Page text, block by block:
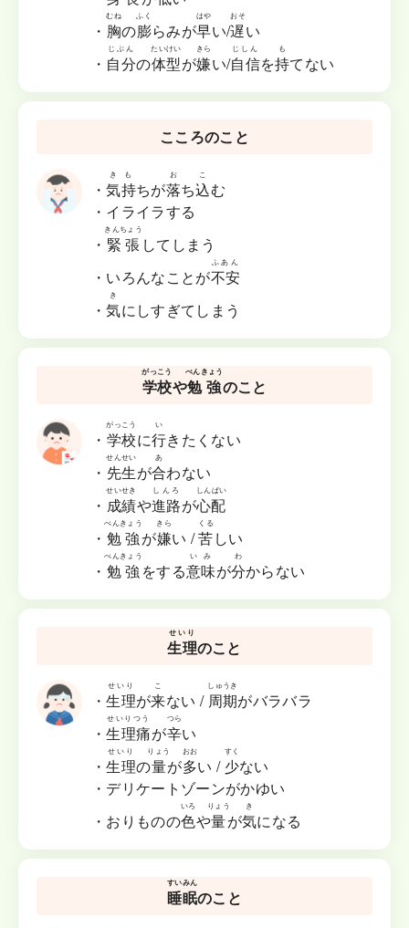
・ 胸
むね
の膨
ふく
らみが早
はや
い/遅
おそ
い
・ 自分
じぶん
の体型
たいけい
が嫌
きら
い/自信
じしん
を持
も
てない
こころのこと
・気持
きも
ちが落
お
ち込
こ
む
・イライラする
・ 緊張
きんちょう
してしまう
・いろんなことが不安
ふあん
・気
き
にしすぎてしまう
学校
がっこう
や勉強
べんきょう
のこと
・ 学校
がっこう
に行
い
きたくない
・ 先生
せんせい
が合
あ
わない
・ 成績
せいせき
や進路
しんろ
が心配
しんぱい
・ 勉強
べんきょう
が嫌
きら
い /苦
くる
しい
・ 勉強
べんきょう
をする意味
いみ
が分
わ
からない
生理
せいり
のこと
・生理
せいり
が来
こ
ない / 周期
しゅうき
がバラバラ
・生理痛
せいりつう
が辛
つら
い
・生理
せいり
の量
りょう
が多
おお
い / 少
すく
ない
・デリケートゾーンがかゆい
・おりものの色
いろ
や量
りょう
が気
き
になる
睡眠
すいみん
のこと